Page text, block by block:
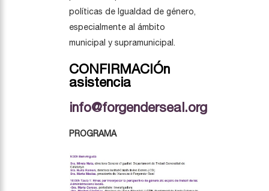
políticas de Igualdad de género,
especialmente al ámbito
municipal y supramunicipal.
CONFIRMACIÓn
asistencia
info@forgenderseal.org
PROGRAMA